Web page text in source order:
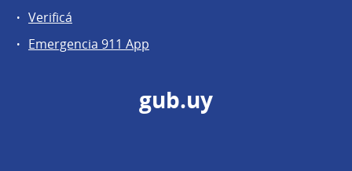
Verificá
Emergencia 911 App
gub.uy